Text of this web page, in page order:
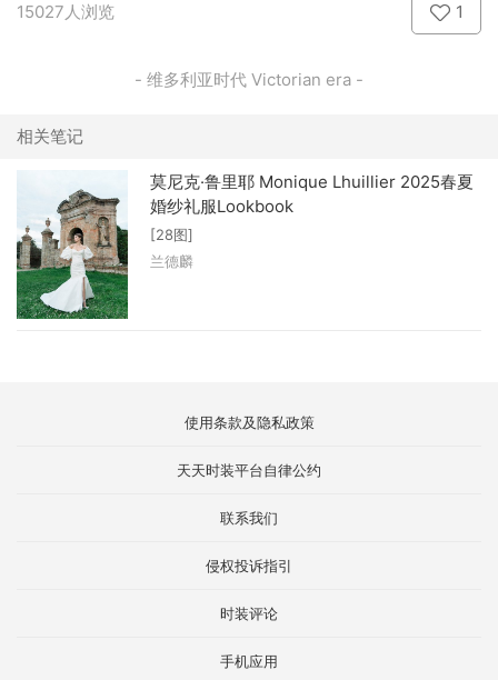
15027人浏览 1
- 维多利亚时代 Victorian era -
相关笔记
莫尼克·鲁里耶 Monique Lhuillier 2025春夏
婚纱礼服Lookbook
[28图]
兰德麟
使用条款及隐私政策
天天时装平台自律公约
联系我们
侵权投诉指引
时装评论
手机应用